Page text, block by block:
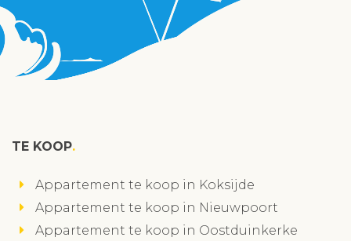
TE KOOP
Appartement te koop in Koksijde
Appartement te koop in Nieuwpoort
Appartement te koop in Oostduinkerke